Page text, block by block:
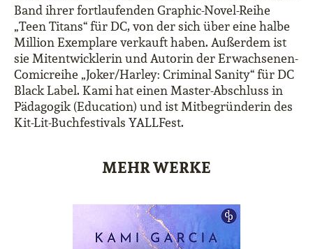
Band ihrer fortlaufenden Graphic-Novel-Reihe
„Teen Titans“ für DC, von der sich über eine halbe
Million Exemplare verkauft haben. Außerdem ist
sie Mitentwicklerinund Autorinder Erwachsenen-
Comicreihe „Joker/Harley: Criminal Sanity“ für DC
Black Label. Kami hat einen Master-Abschluss in
Pädagogik (Education) und ist Mitbegründerin des
Kit-Lit-Buchfestivals YALLFest.
MEHR WERKE